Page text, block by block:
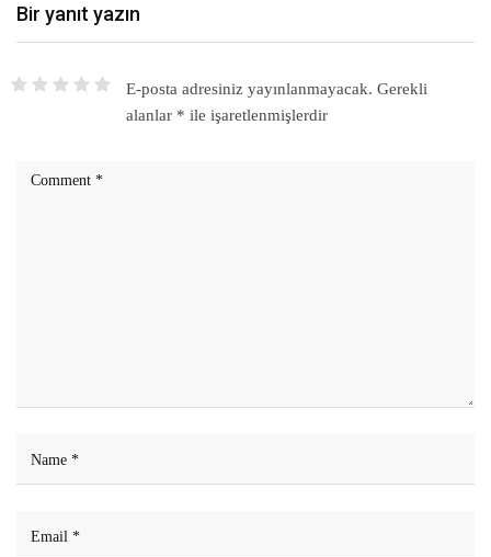
Bir yanıt yazın
E-posta adresiniz yayınlanmayacak. Gerekli
alanlar * ile işaretlenmişlerdir